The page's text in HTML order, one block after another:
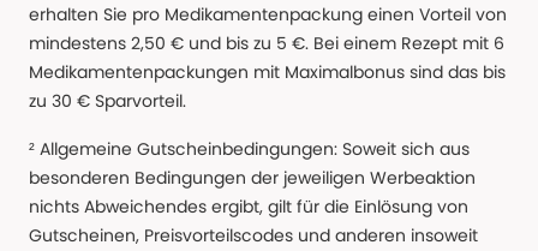
erhalten Sie pro Medikamentenpackung einen Vorteil von
mindestens 2,50 € und bis zu 5 €. Bei einem Rezept mit 6
Medikamentenpackungen mit Maximalbonus sind das bis
zu 30 € Sparvorteil.
² Allgemeine Gutscheinbedingungen: Soweit sich aus
besonderen Bedingungen der jeweiligen Werbeaktion
nichts Abweichendes ergibt, gilt für die Einlösung von
Gutscheinen, Preisvorteilscodes und anderen insoweit